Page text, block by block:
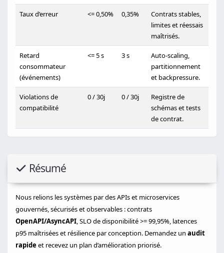
Taux d’erreur <= 0,50% 0,35%
Contrats stables,
limites et réessais
maîtrisés.
Retard
consommateur
(événements)
<= 5 s 3 s
Auto-scaling,
partitionnement
et backpressure.
Violations de
compatibilité
0 / 30j 0 / 30j
Registre de
schémas et tests
de contrat.
Résumé
Nous relions les systèmes par des APIs et microservices
gouvernés, sécurisés et observables : contrats
OpenAPI/AsyncAPI, SLO de disponibilité >= 99,95%, latences
p95 maîtrisées et résilience par conception. Demandez un audit
rapideet recevez un plan d’amélioration priorisé.